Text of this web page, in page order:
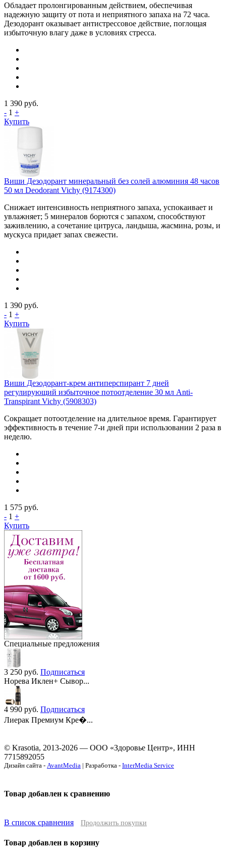
Обладает пролонгированным действием, обеспечивая
надежную защиту от пота и неприятного запаха на 72 часа.
Дезодорант оказывает антистрессовое действие, поглощая
избыточную влагу даже в условиях стресса.
1 390 руб.
- 1 +
Купить
Виши Дезодорант минеральный без солей алюминия 48 часов
50 мл Deodorant Vichy (9174300)
Снижает интенсивность неприятного запаха, успокаивает и
увлажняет; 5 минералов борются с запахом, способствуют
заживлению, а сочетание цитруса, ландыша, жасмина, розы, и
мускуса придает запах свежести.
1 390 руб.
- 1 +
Купить
Виши Дезодорант-крем антиперспирант 7 дней
регулирующий избыточное потоотделение 30 мл Anti-
Transpirant Vichy (5908303)
Сокращает потоотделение на длительное время. Гарантирует
эффективность в течение 7-и дней при использовании 2 раза в
неделю.
1 575 руб.
- 1 +
Купить
Специальные предложения
3 250 руб. Подписаться
Норева Иклен+ Сывор...
4 990 руб. Подписаться
Лиерак Премиум Кре�...
© Krasotia, 2013-2026 — ООО «Здоровье Центр», ИНН
7715892055
Дизайн сайта - AvantMedia | Разработка - InterMedia Service
Товар добавлен к сравнению
В список сравнения Продолжить покупки
Товар добавлен в корзину